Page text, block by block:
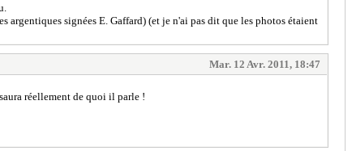
argentiques signées E. Gaffard) (et je n'ai pas dit que les photos étaient
Mar. 12 Avr. 2011, 18:47
réellement de quoi il parle !